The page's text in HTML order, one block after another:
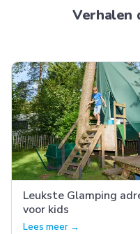
Verhalen
Leukste Glamping
voor kids
Lees meer →